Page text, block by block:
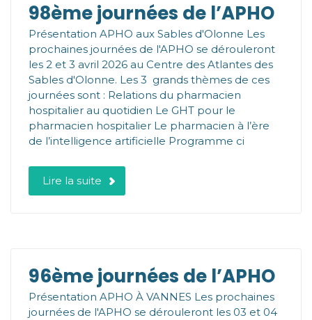
98ème journées de l’APHO
Présentation APHO aux Sables d'Olonne Les
prochaines journées de l'APHO se dérouleront
les 2 et 3 avril 2026 au Centre des Atlantes des
Sables d'Olonne. Les 3 grands thèmes de ces
journées sont : Relations du pharmacien
hospitalier au quotidien Le GHT pour le
pharmacien hospitalier Le pharmacien à l’ère
de l’intelligence artificielle Programme ci
Lire la suite
96ème journées de l’APHO
Présentation APHO À VANNES Les prochaines
journées de l'APHO se dérouleront les 03 et 04